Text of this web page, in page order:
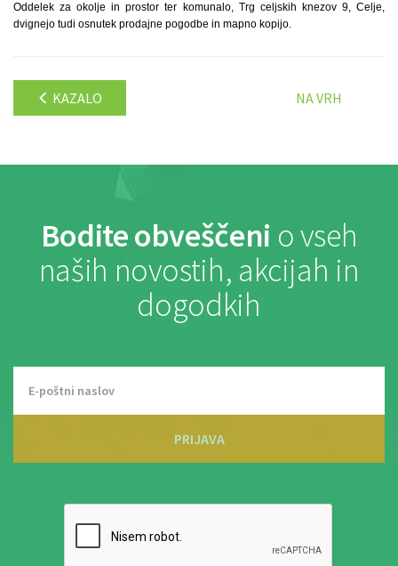
Oddelek za okolje in prostor ter komunalo, Trg celjskih knezov 9, Celje,
dvignejo tudi osnutek prodajne pogodbe in mapno kopijo.
KAZALO NA VRH
Bodite obveščeni o vseh
naših novostih, akcijah in
dogodkih
PRIJAVA